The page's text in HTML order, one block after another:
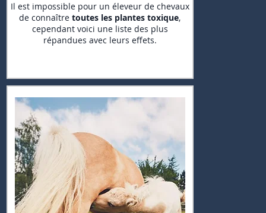
Il est impossible pour un éleveur de chevaux
de connaître toutes les plantes toxique,
cependant voici une liste des plus
répandues avec leurs effets.